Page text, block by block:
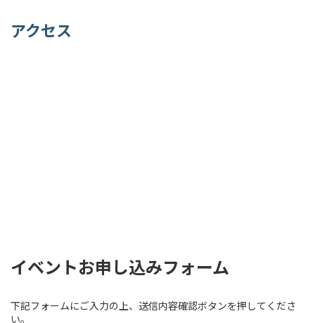
アクセス
イベントお申し込みフォーム
下記フォームにご入力の上、送信内容確認ボタンを押してくださ
い。